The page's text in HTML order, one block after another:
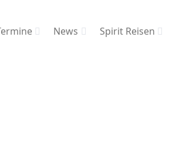
News Spirit Reisen